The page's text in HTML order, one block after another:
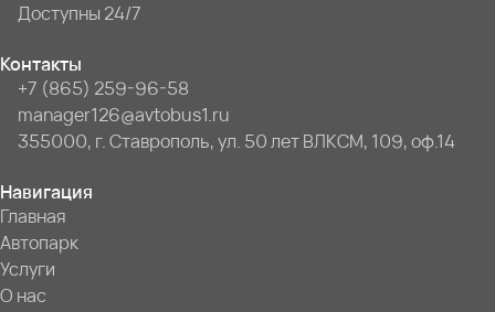
Доступны 24/7
Контакты
+7 (865) 259-96-58
manager126@avtobus1.ru
355000, г. Ставрополь, ул. 50 лет ВЛКСМ, 109, оф.14
Навигация
Главная
Автопарк
Услуги
О нас